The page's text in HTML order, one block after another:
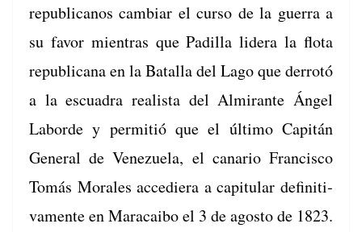
repub­li­canos cam­biar el cur­so de la guer­ra a
su favor mien­tras que Padil­la lid­era la flota
repub­li­cana en la Batal­la del Lago que der­rotó
a la escuadra real­ista del Almi­rante Ángel
Labor­de y per­mi­tió que el últi­mo Capitán
Gen­er­al de Venezuela, el canario Fran­cis­co
Tomás Morales accediera a capit­u­lar defin­i­ti­
va­mente en Mara­cai­bo el 3 de agos­to de 1823.